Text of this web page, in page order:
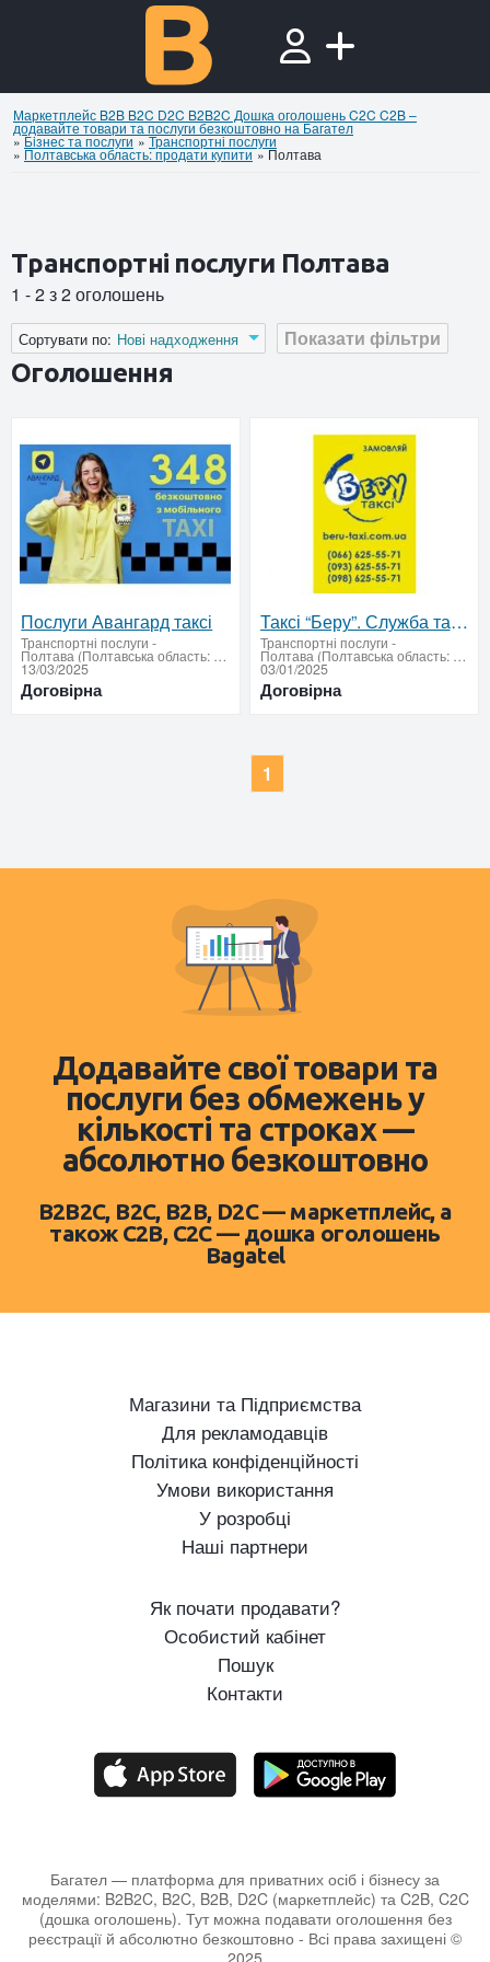
Маркетплейс B2B B2C D2C B2B2C Дошка оголошень C2C C2B –
додавайте товари та послуги безкоштовно на Багател
»Бiзнес та послуги »Транспортні послуги
» Полтавська область: продати купити »Полтава
Транспортні послуги Полтава
1 - 2 з 2 оголошень
Показати фільтри
Сортувати по: Нові надходження
Оголошення
Послуги Авангард таксі
Транспортні послуги -
Полтава (Полтавська область: продати купити)
13/03/2025
Договірна
Таксі “Беру”. Служба таксі.
Транспортні послуги -
Полтава (Полтавська область: продати купити)
03/01/2025
Договірна
1
Додавайте свої товари та
послуги без обмежень у
кількості та строках —
абсолютно безкоштовно
B2B2C, B2C, B2B, D2C — маркетплейс, а
також C2B, C2C — дошка оголошень
Bagatel
Магазини та Підприємства
Для рекламодавців
Політика конфіденційності
Умови використання
У розробці
Наші партнери
Як почати продавати?
Особистий кабінет
Пошук
Контакти
Багател — платформа для приватних осіб і бізнесу за
моделями: B2B2C, B2C, B2B, D2C (маркетплейс) та C2B, C2C
(дошка оголошень). Тут можна подавати оголошення без
реєстрації й абсолютно безкоштовно - Всі права захищені ©